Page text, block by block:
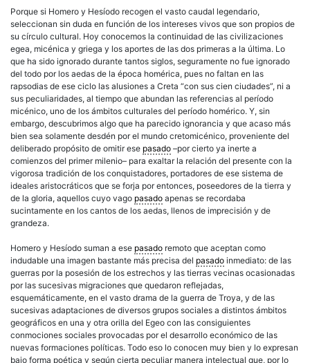
Porque si Homero y Hesíodo recogen el vasto caudal legendario,
seleccionan sin duda en función de los intereses vivos que son propios de
su círculo cultural. Hoy conocemos la continuidad de las civilizaciones
egea, micénica y griega y los aportes de las dos primeras a la última. Lo
que ha sido ignorado durante tantos siglos, seguramente no fue ignorado
del todo por los aedas de la época homérica, pues no faltan en las
rapsodias de ese ciclo las alusiones a Creta “con sus cien ciudades”, ni a
sus peculiaridades, al tiempo que abundan las referencias al período
micénico, uno de los ámbitos culturales del período homérico. Y, sin
embargo, descubrimos algo que ha parecido ignorancia y que acaso más
bien sea solamente desdén por el mundo cretomicénico, proveniente del
deliberado propósito de omitir ese pasado –por cierto ya inerte a
comienzos del primer milenio– para exaltar la relación del presente con la
vigorosa tradición de los conquistadores, portadores de ese sistema de
ideales aristocráticos que se forja por entonces, poseedores de la tierra y
de la gloria, aquellos cuyo vago pasado apenas se recordaba
sucintamente en los cantos de los aedas, llenos de imprecisión y de
grandeza.
Homero y Hesíodo suman a ese pasado remoto que aceptan como
indudable una imagen bastante más precisa del pasado inmediato: de las
guerras por la posesión de los estrechos y las tierras vecinas ocasionadas
por las sucesivas migraciones que quedaron reflejadas,
esquemáticamente, en el vasto drama de la guerra de Troya, y de las
sucesivas adaptaciones de diversos grupos sociales a distintos ámbitos
geográficos en una y otra orilla del Egeo con las consiguientes
conmociones sociales provocadas por el desarrollo económico de las
nuevas formaciones políticas. Todo eso lo conocen muy bien y lo expresan
bajo forma poética y según cierta peculiar manera intelectual que, por lo